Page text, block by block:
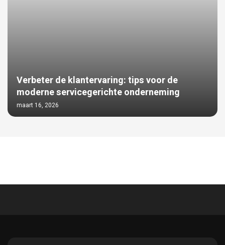
Verbeter de klantervaring: tips voor de
moderne servicegerichte onderneming
maart 16, 2026